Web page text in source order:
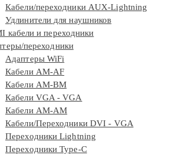
Кабели/переходники AUX-Lightning
Удлинители для наушников
кабели и переходники
переходники
Адаптеры WiFi
Кабели AM-AF
Кабели AM-BM
Кабели VGA - VGA
Кабели АМ-АМ
Кабели/Переходники DVI - VGA
Переходники Lightning
Переходники Type-C